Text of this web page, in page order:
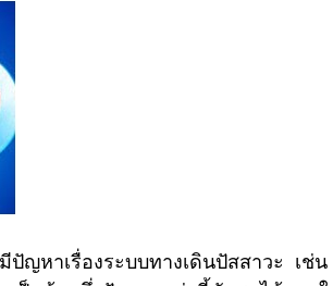
ญหาเรื่องระบบทางเดินปัสสาวะ เช่น